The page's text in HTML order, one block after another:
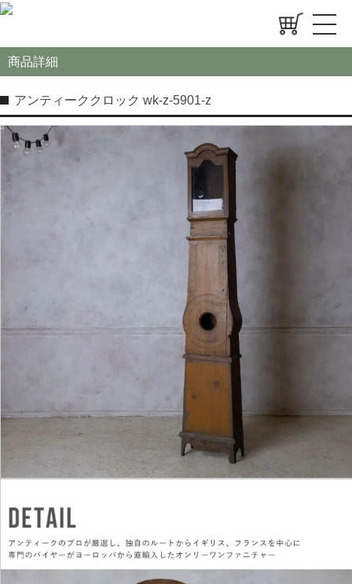
商品詳細
アンティーククロック wk-z-5901-z